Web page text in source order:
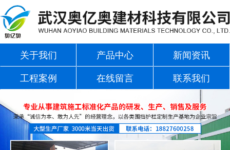
关于我们 产品中心 新闻资讯
工程案例 在线留言 联系我们